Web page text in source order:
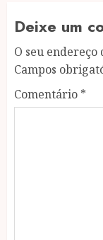
Deixe um
O seu
Campos
Comentário *